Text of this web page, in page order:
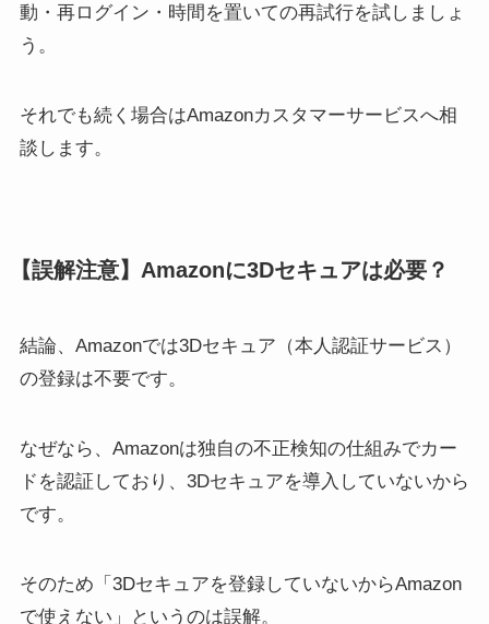
動・再ログイン・時間を置いての再試行を試しましょ
う。
それでも続く場合はAmazonカスタマーサービスへ相
談します。
【誤解注意】Amazonに3Dセキュアは必要？
結論、Amazonでは3Dセキュア（本人認証サービス）
の登録は不要です。
なぜなら、Amazonは独自の不正検知の仕組みでカー
ドを認証しており、3Dセキュアを導入していないから
です。
そのため「3Dセキュアを登録していないからAmazon
で使えない」というのは誤解。